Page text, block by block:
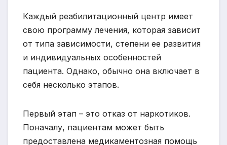
Каждый реабилитационный центр имеет
свою программу лечения, которая зависит
от типа зависимости, степени ее развития
и индивидуальных особенностей
пациента. Однако, обычно она включает в
себя несколько этапов.
Первый этап – это отказ от наркотиков.
Поначалу, пациентам может быть
предоставлена медикаментозная помощь